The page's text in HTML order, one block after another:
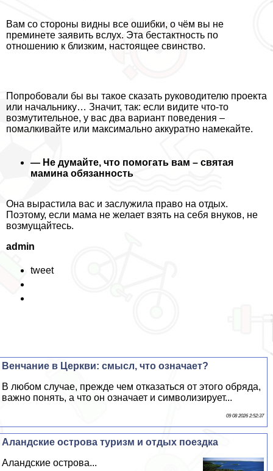
Вам со стороны видны все ошибки, о чём вы не
преминeте заявить вслух. Эта бестактность по
отношению к близким, настоящее свинство.
Попробовали бы вы такое сказать руководителю проекта
или начальнику… Значит, так: если видите что-то
возмутительное, у вас два вариант поведения –
помалкивайте или максимально аккуратно намекайте.
— Не думайте, что помогать вам – святая
мамина обязанность
Она вырастила вас и заслужила право на отдых.
Поэтому, если мама не желает взять на себя внуков, не
возмущайтесь.
admin
tweet
Венчание в Церкви: смысл, что означает?
В любом случае, прежде чем отказаться от этого обряда,
важно понять, а что он означает и символизирует...
09 08 2026 2:52:37
Аландские острова туризм и отдых поездка
Аландские острова...